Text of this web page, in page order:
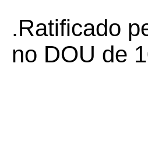
.Ratificado
no DOU de